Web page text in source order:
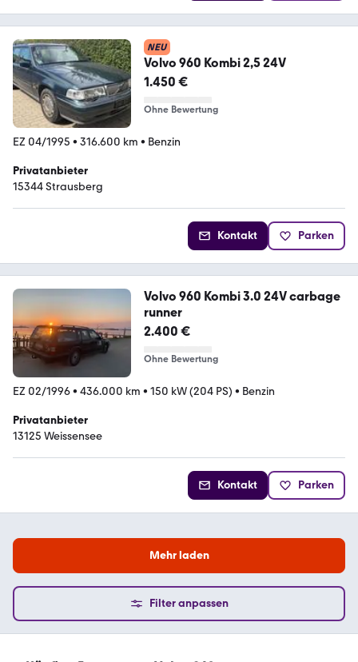
NEU
Volvo 960 Kombi 2,5 24V
1.450 €
Ohne Bewertung
EZ 04/1995 • 316.600 km • Benzin
Privatanbieter
15344 Strausberg
Kontakt Parken
Volvo 960 Kombi 3.0 24V carbage
runner
2.400 €
Ohne Bewertung
EZ 02/1996• 436.000 km • 150 kW (204 PS) • Benzin
Privatanbieter
13125 Weissensee
Kontakt Parken
Mehr laden
Filter anpassen